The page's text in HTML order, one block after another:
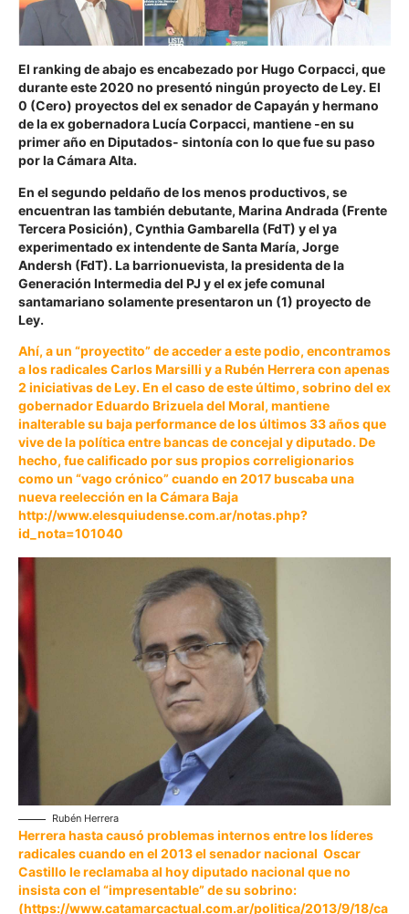
El ranking de abajo es encabezado porHugo Corpacci, que
durante este 2020 no presentó ningún proyecto de Ley. El
0 (Cero) proyectos del ex senador de Capayán y hermano
de la ex gobernadora Lucía Corpacci, mantiene -en su
primer año en Diputados- sintonía con lo que fue su paso
por la Cámara Alta.
En el segundo peldaño de los menos productivos, se
encuentran las también debutante, Marina Andrada (Frente
Tercera Posición), Cynthia Gambarella (FdT) y el ya
experimentado ex intendente de Santa María, Jorge
Andersh (FdT). La barrionuevista, la presidenta de la
Generación Intermedia del PJ y el ex jefe comunal
santamariano solamente presentaron un (1) proyecto de
Ley.
Ahí, a un “proyectito” de acceder a este podio, encontramos
a los radicalesCarlos Marsilli y aRubén Herreracon apenas
2 iniciativas de Ley. En el caso de este último, sobrino del ex
gobernadorEduardo Brizuela del Moral, mantiene
inalterable su baja performance de los últimos 33 años que
vive de la política entre bancas de concejal y diputado. De
hecho, fue calificado por sus propios correligionarios
como un “vago crónico”cuando en 2017 buscaba una
nueva reelección en la Cámara Baja
http://www.elesquiudense.com.ar/notas.php?
id_nota=101040
Rubén Herrera
Herrera hasta causó problemas internos entre los líderes
radicales cuando en el 2013 el senador nacional Oscar
Castillo le reclamaba al hoy diputado nacional que no
insista con el “impresentable” de su sobrino:
(https://www.catamarcactual.com.ar/politica/2013/9/18/ca